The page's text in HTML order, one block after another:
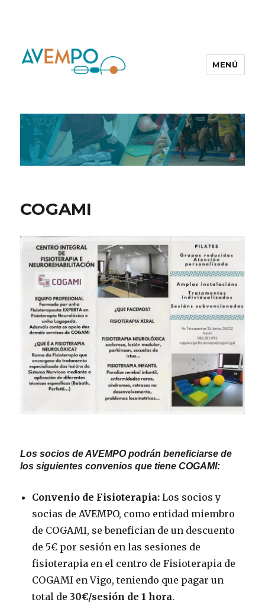
MENÚ
COGAMI
Los socios de AVEMPO podrán beneficiarse de
los siguientes convenios que tiene COGAMI:
Convenio de Fisioterapia: Los socios y
socias de AVEMPO, como entidad miembro
de COGAMI, se benefician de un descuento
de 5€ por sesión en las sesiones de
fisioterapia en el centro de Fisioterapia de
COGAMI en Vigo, teniendo que pagar un
total de30€/sesión de 1 hora.